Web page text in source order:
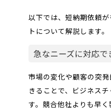
以下では、短納期依頼
トについて解説します。
急なニーズに対応で
市場の変化や顧客の突
きることで、ビジネス
す。競合他社よりも早